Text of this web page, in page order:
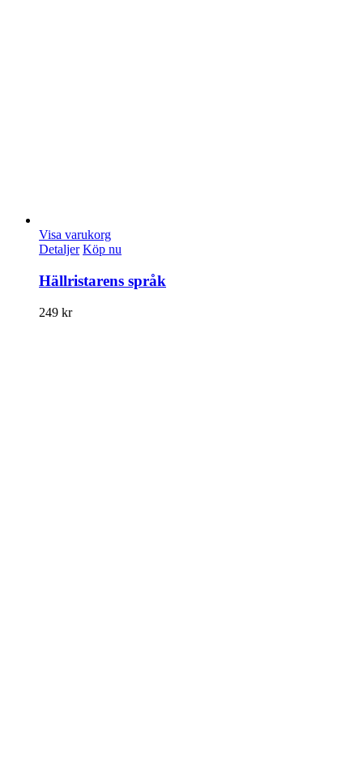
Visa varukorg
Detaljer Köp nu
Hällristarens språk
249 kr